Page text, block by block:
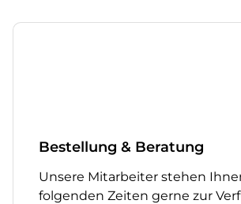
Bestellung & Beratung
Unsere Mitarbeiter stehen
folgenden Zeiten gerne zur